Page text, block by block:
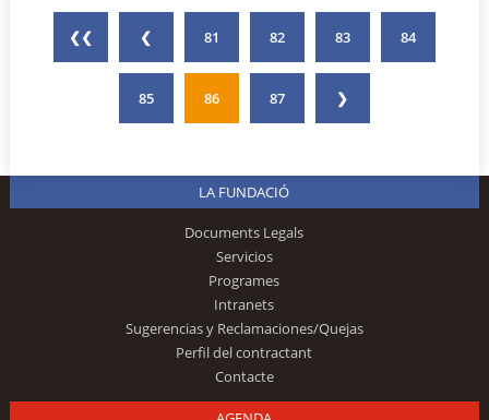
❮❮ ❮ 81 82 83 84
85 86 87 ❯
LA FUNDACIÓ
Documents Legals
Servicios
Programes
Intranets
Sugerencias y Reclamaciones/Quejas
Perfil del contractant
Contacte